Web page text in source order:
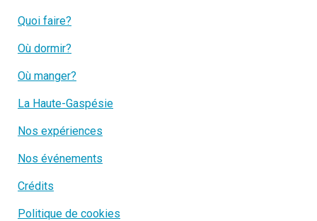
Quoi faire?
Où dormir?
Où manger?
La Haute-Gaspésie
Nos expériences
Nos événements
Crédits
Politique de cookies